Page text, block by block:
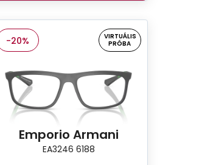
-20%
VIRTUÁLIS
PRÓBA
Emporio Armani
EA3246 6188